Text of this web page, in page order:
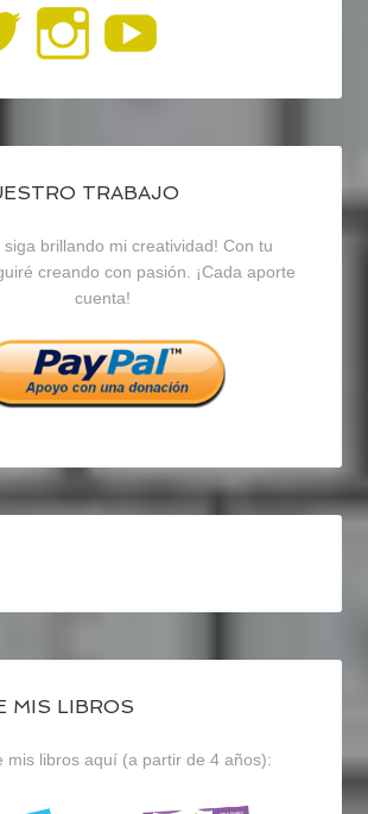
Ver
perfil
de
recursosep
en
Twitter
Ver
perfil
de
recursosep
en
Instagram
TRABAJO
siga brillando mi creatividad! Con tu
creando con pasión. ¡Cada aporte
cuenta!
MIS LIBROS
mis libros aquí (a partir de 4 años):